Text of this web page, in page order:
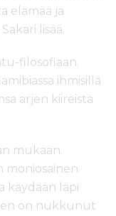
elämää ja
lisää.
filosofiaan.
ihmisillä
arjen kiireistä
mukaan.
moniosainen
käydään läpi
on nukkunut